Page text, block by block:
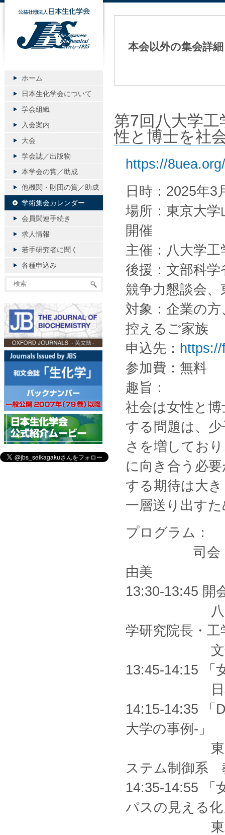
本会以外の集会詳細
第7回八大学
性と博士を社
https://
日時：2025年
場所：東京大
開催
主催：八大学工
後援：文部科
競争力懇談会
対象：企業の
控えるご家族
申込先：
参加費：無料
趣旨：
社会は女性と
する問題は、
さを増してお
に向き合う必
する期待は大
一層送り出す
プログラム：
司会：北海
由美
13:30-13:45 開
八大学工学
学研究院長・
文部科学
13:45-14:15 「
日本経済
14:15-14:35 「
大学の事例-」
東京科学大
ステム制御系
14:35-14:55 「
パスの見える
東北大学大
公益社団法人日本生化学会
ホーム
日本生化学会について
学会組織
入会案内
大会
学会誌／出版物
本学会の賞／助成
他機関・財団の賞／助成
学術集会カレンダー
会員関連手続き
求人情報
若手研究者に聞く
各種申込み